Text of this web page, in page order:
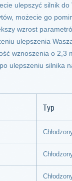
ulepszyć silnik
możecie go
wzrost
ulepszenia
wznoszenia o
ulepszeniu silnika
Typ